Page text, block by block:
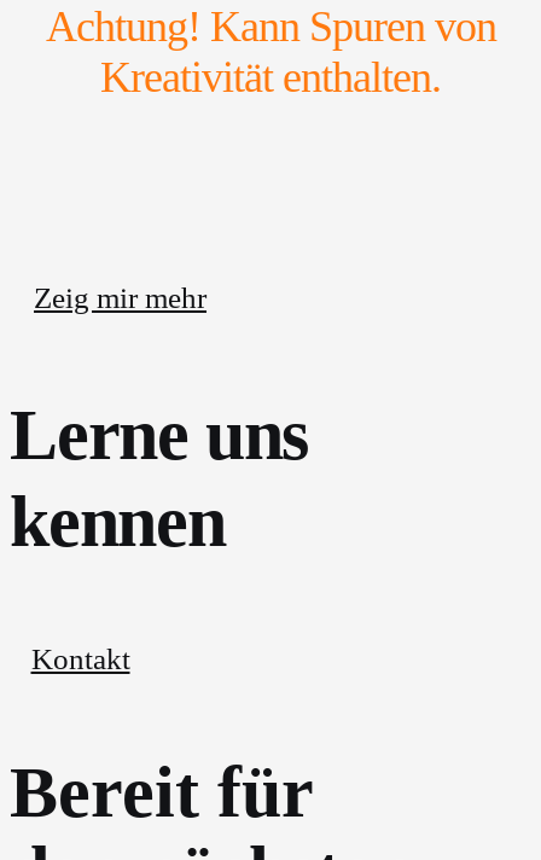
Achtung! Kann Spuren von
Kreativität enthalten.
Zeig mir mehr
Lerne uns
kennen
Kontakt
Bereit für